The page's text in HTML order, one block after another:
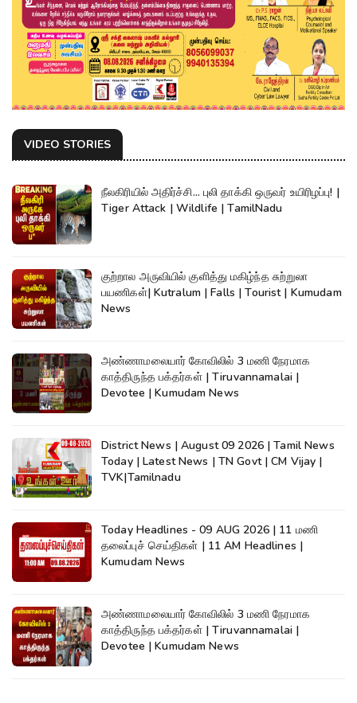
VIDEO STORIES
நீலகிரியில் அதிர்ச்சி... புலி தாக்கி ஒருவர் உயிரிழப்பு! |
Tiger Attack | Wildlife | TamilNadu
குற்றால அருவியில் குளித்து மகிழ்ந்த சுற்றுலா
பயணிகள்| Kutralum | Falls | Tourist | Kumudam
News
அண்ணாமலையார் கோவிலில் 3 மணி நேரமாக
காத்திருந்த பக்தர்கள் | Tiruvannamalai |
Devotee | Kumudam News
District News | August 09 2026 | Tamil News
Today | Latest News | TN Govt | CM Vijay |
TVK|Tamilnadu
Today Headlines - 09 AUG 2026 | 11 மணி
தலைப்புச் செய்திகள் | 11 AM Headlines |
Kumudam News
அண்ணாமலையார் கோவிலில் 3 மணி நேரமாக
காத்திருந்த பக்தர்கள் | Tiruvannamalai |
Devotee | Kumudam News